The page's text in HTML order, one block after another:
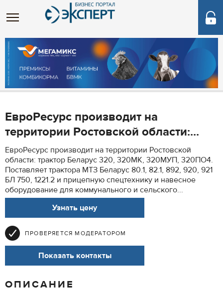
ЕвроРесурс производит на
территории Ростовской области:...
ЕвроРесурс производит на территории Ростовской
области: трактор Беларус 320, 320МК, 320МУП, 320ПО4.
Поставляет трактора МТЗ Беларус 80.1, 82.1, 892, 920, 921
БЛ 750, 1221.2 и прицепную спецтехнику и навесное
оборудование для коммунального и сельского...
Узнать цену
ПРОВЕРЯЕТСЯ МОДЕРАТОРОМ
Показать контакты
ОПИСАНИЕ